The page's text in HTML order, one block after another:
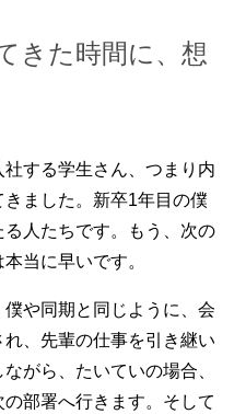
きた時間に、想
する学生さん、つまり内
ました。新卒1年目の僕
人たちです。もう、次の
当に早いです。
や同期と同じように、会
、先輩の仕事を引き継い
がら、たいていの場合、
部署へ行きます。そして